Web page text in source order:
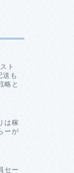
ト
送も
略と
は稼
ーが
セー